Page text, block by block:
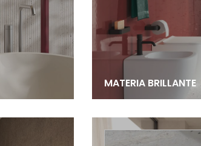
MATERIA BRILLANTE